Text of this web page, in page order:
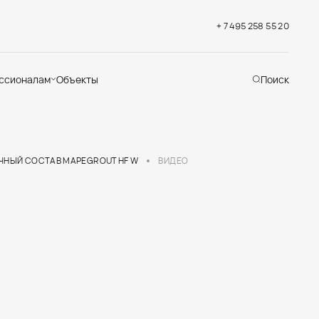
+ 7 495 258 55 20
решения
Объекты Поиск
СОСТАВ MAPEGROUT HF W ВИДЕО